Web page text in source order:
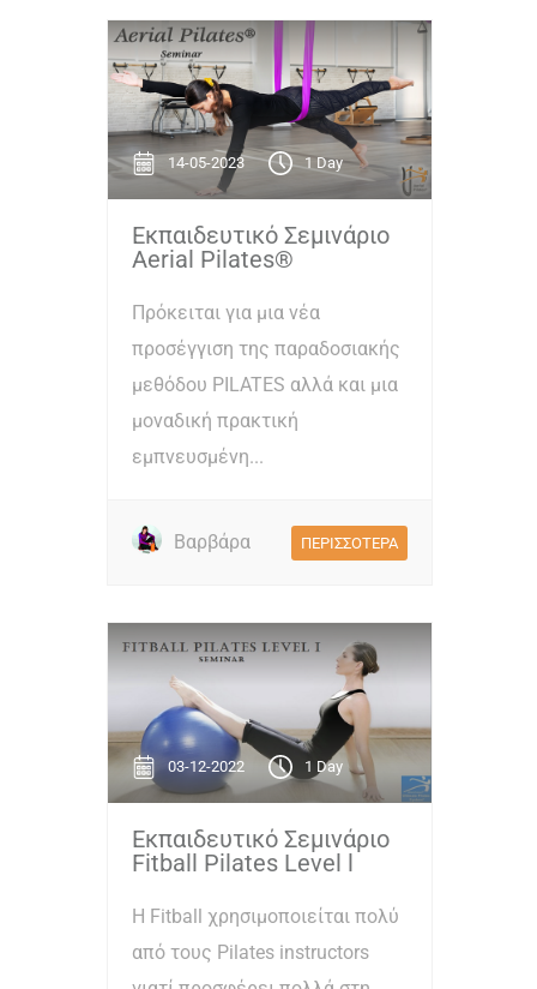
14-05-2023 1 Day
Εκπαιδευτικό Σεμινάριο
Aerial Pilates®
Πρόκειται για μια νέα
προσέγγιση της παραδοσιακής
μεθόδου PILATES αλλά και μια
μοναδική πρακτική
εμπνευσμένη...
Βαρβάρα ΠΕΡΙΣΣΟΤΕΡΑ
03-12-2022 1 Day
Εκπαιδευτικό Σεμινάριο
Fitball Pilates Level l
H Fitball χρησιμοποιείται πολύ
από τους Pilates instructors